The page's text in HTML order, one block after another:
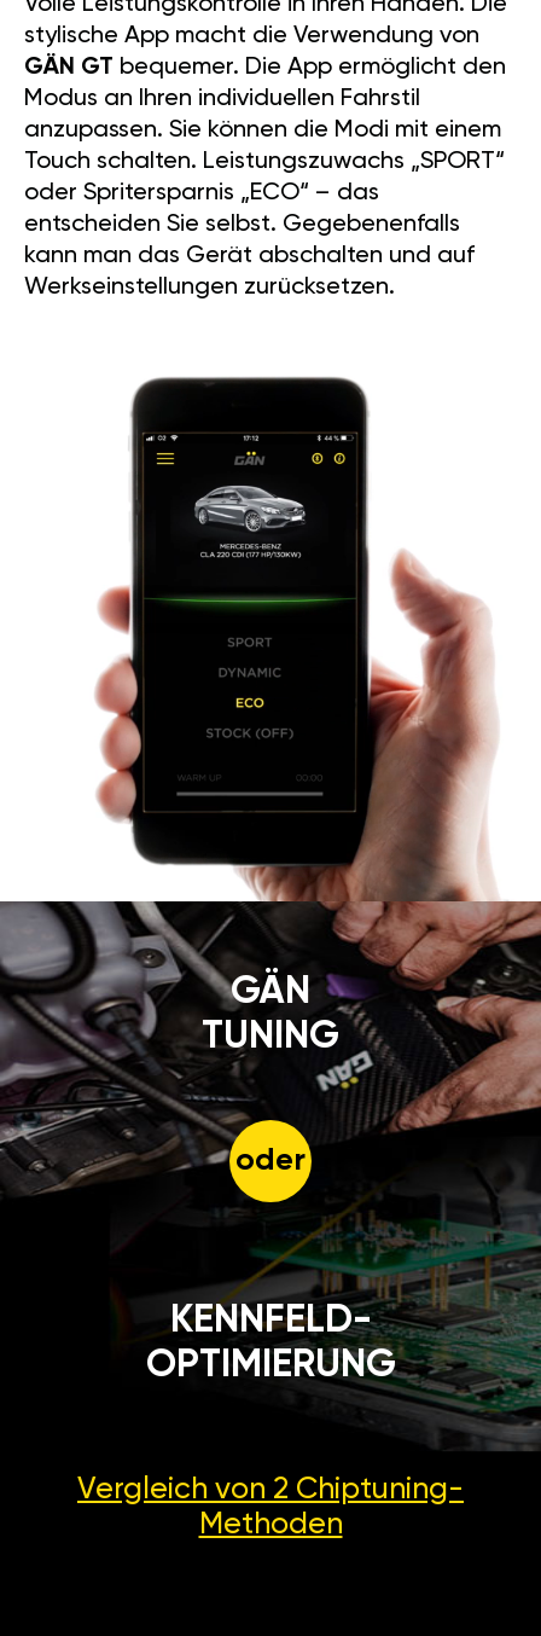
stylische App macht die Verwendung von
GÄN GT bequemer. Die App ermöglicht den
Modus an Ihren individuellen Fahrstil
anzupassen. Sie können die Modi mit einem
Touch schalten. Leistungszuwachs „SPORT“
oder Spritersparnis „ECO“ – das
entscheiden Sie selbst. Gegebenenfalls
kann man das Gerät abschalten und auf
Werkseinstellungen zurücksetzen.
GÄN
TUNING
oder
KENNFELD-
OPTIMIERUNG
Vergleich von 2 Chiptuning-
Methoden